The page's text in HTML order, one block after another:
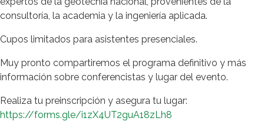
consultoría, la academia y la ingeniería aplicada.
Cupos limitados para asistentes presenciales.
Muy pronto compartiremos el programa definitivo y más
información sobre conferencistas y lugar del evento.
Realiza tu preinscripción y asegura tu lugar:
https://forms.gle/i1zX4UT2guA18zLh8